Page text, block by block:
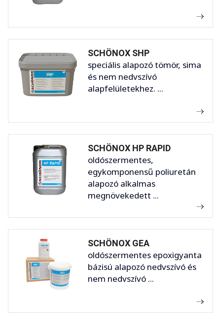
SCHÖNOX SHP
speciális alapozó tömör, sima
és nem nedvszívó
alapfelületekhez. ...
SCHÖNOX HP RAPID
oldószermentes,
egykomponensű poliuretán
alapozó alkalmas
megnövekedett ...
SCHÖNOX GEA
oldószermentes epoxigyanta
bázisú alapozó nedvszívó és
nem nedvszívó ...